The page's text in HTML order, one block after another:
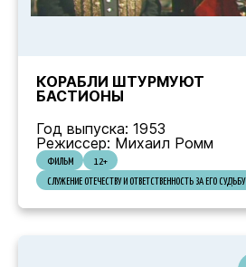
КОРАБЛИ ШТУРМУЮТ
БАСТИОНЫ
Год выпуска: 1953
Режиссер: Михаил Ромм
ФИЛЬМ
12+
СЛУЖЕНИЕ ОТЕЧЕСТВУ И ОТВЕТСТВЕННОСТЬ ЗА ЕГО СУДЬБУ